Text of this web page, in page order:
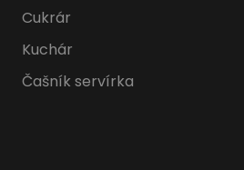
Cukrár
Kuchár
Čašník servírka